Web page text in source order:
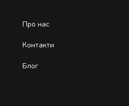
Про нас
Контакти
Блог